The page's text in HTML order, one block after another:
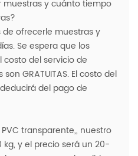
y cuánto tiempo
de ofrecerle muestras y
Se espera que los
del servicio de
GRATUITAS. El costo del
del pago de
transparente,, nuestro
y el precio será un 20-